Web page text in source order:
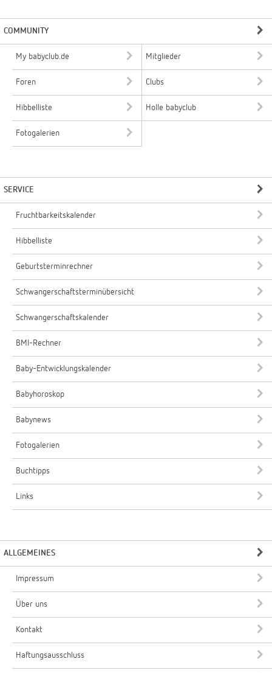
COMMUNITY
My babyclub.de Mitglieder
Foren Clubs
Hibbelliste Holle babyclub
Fotogalerien
SERVICE
Fruchtbarkeitskalender
Hibbelliste
Geburtsterminrechner
Schwangerschaftsterminübersicht
Schwangerschaftskalender
BMI-Rechner
Baby-Entwicklungskalender
Babyhoroskop
Babynews
Fotogalerien
Buchtipps
Links
ALLGEMEINES
Impressum
Über uns
Kontakt
Haftungsausschluss